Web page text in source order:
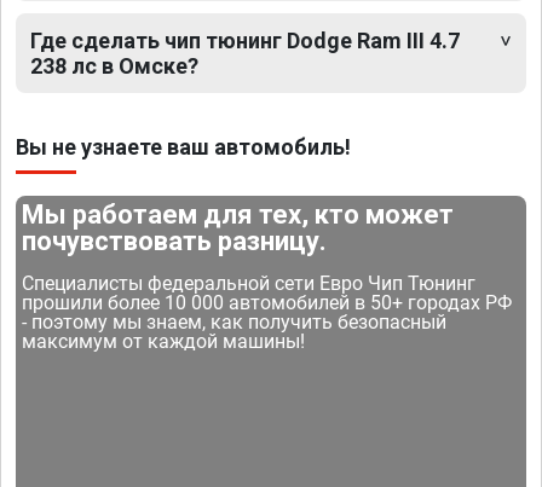
Где сделать чип тюнинг Dodge Ram III 4.7
238 лс в Омске?
Вы не узнаете ваш автомобиль!
Мы работаем для тех, кто может
почувствовать разницу.
Специалисты федеральной сети Евро Чип Тюнинг
прошили более 10 000 автомобилей в 50+ городах РФ
- поэтому мы знаем, как получить безопасный
максимум от каждой машины!